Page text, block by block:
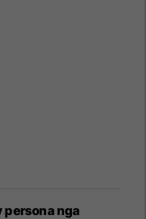
persona nga